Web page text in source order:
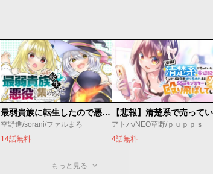
最弱貴族に転生したので悪役たちを集めてみた
空野進/sorani/ファルまろ
14話無料
アトハ/NEO草野/ｐｕｐｐｓ
4話無料
もっと見る